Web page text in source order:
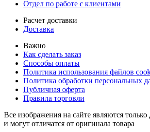
Отдел по работе с клиентами
Расчет доставки
Доставка
Важно
Как сделать заказ
Способы оплаты
Политика использования файлов
Политика обработки персональных
Публичная оферта
Правила торговли
Все изображения на сайте являются только
и могут отличатся от оригинала товара